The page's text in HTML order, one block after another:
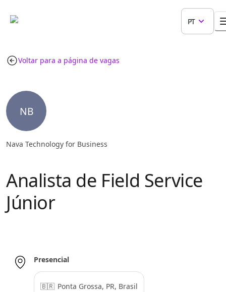
PT
Voltar para a página de vagas
NB
Nava Technology for Business
Analista de Field Service
Júnior
Presencial
🇧🇷 Ponta Grossa, PR, Brasil